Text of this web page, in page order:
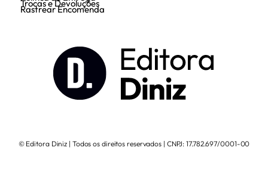
Trocas e Devoluções
Rastrear Encomenda
© Editora Diniz | Todos os direitos reservados | CNPJ: 17.782.697/0001-00